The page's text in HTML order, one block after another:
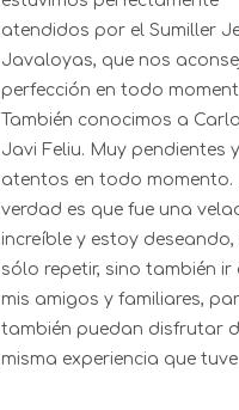
atendidos por el Sumiller
Javaloyas, que nos
perfección en todo
También conocimos a
Javi Feliu. Muy pendientes y
atentos en todo momento.
verdad es que fue una
increíble y estoy deseando,
sólo repetir, sino también ir
mis amigos y familiares,
también puedan disfrutar
misma experiencia que